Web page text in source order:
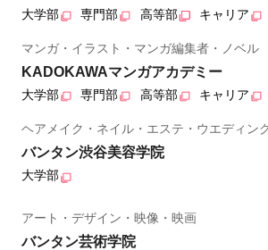
大学部 専門部 高等部 キャリア
マンガ・イラスト・マンガ編集者・ノベル
KADOKAWAマンガアカデミー
大学部 専門部 高等部 キャリア
ヘアメイク・ネイル・エステ・ウエディン
バンタン渋谷美容学院
大学部
アート・デザイン・映像・映画
バンタン芸術学院